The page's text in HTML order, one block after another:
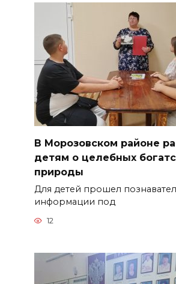
В Морозовском районе
детям о целебных
природы
Для детей прошел
информации под
12